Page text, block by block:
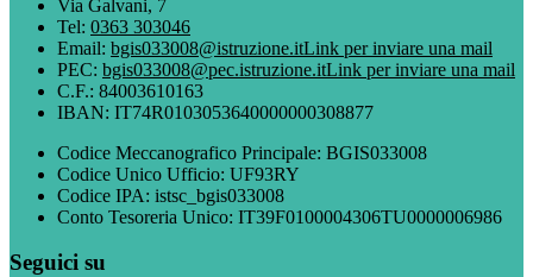
Via Galvani, 7
Tel: 0363 303046
Email: bgis033008@istruzione.itLink per inviare una mail
PEC: bgis033008@pec.istruzione.itLink per inviare una mail
C.F.: 84003610163
IBAN: IT74R0103053640000000308877
Codice Meccanografico Principale: BGIS033008
Codice Unico Ufficio: UF93RY
Codice IPA: istsc_bgis033008
Conto Tesoreria Unico: IT39F0100004306TU0000006986
Seguici su